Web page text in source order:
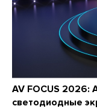
AV FOCUS 2026:
светодиодные